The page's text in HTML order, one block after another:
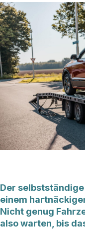
Der
einem
Nicht genug
also warten, bis